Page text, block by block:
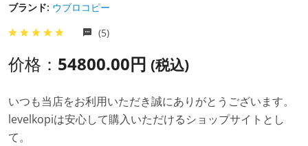
ブランド: ウブロコピー
(5)
价格： 54800.00円 (税込)
いつも当店をお利用いただき誠にありがとうございます。
levelkopiは安心して購入いただけるショップサイトとし
て。